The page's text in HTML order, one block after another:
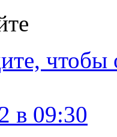
чтобы
в 09:30